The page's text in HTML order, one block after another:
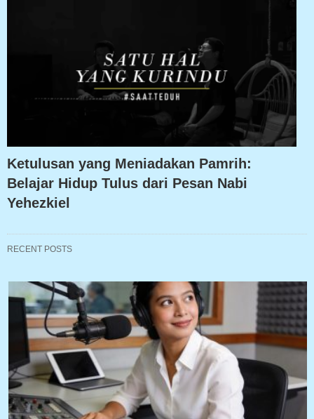
Ketulusan yang Meniadakan Pamrih:
Belajar Hidup Tulus dari Pesan Nabi
Yehezkiel
RECENT POSTS